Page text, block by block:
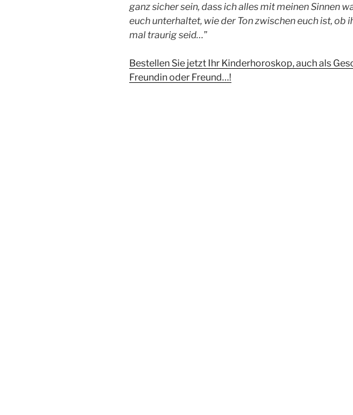
ganz sicher sein, dass ich alles mit meinen Sinnen
euch unterhaltet, wie der Ton zwischen euch ist, ob
mal traurig seid…”
Bestellen Sie jetzt Ihr Kinderhoroskop, auch als
Freundin oder Freund…!